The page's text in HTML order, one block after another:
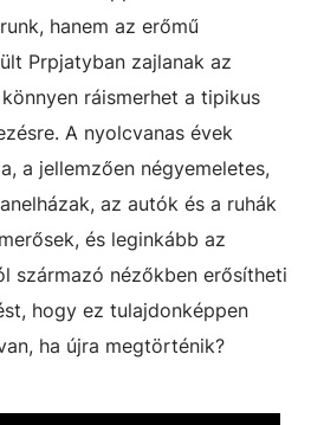
hanem az erőmű
Prpjatyban zajlanak az
ráismerhet a tipikus
A nyolcvanas évek
a jellemzően négyemeletes,
az autók és a ruhák
és leginkább az
származó nézőkben erősítheti
hogy ez tulajdonképpen
ha újra megtörténik?